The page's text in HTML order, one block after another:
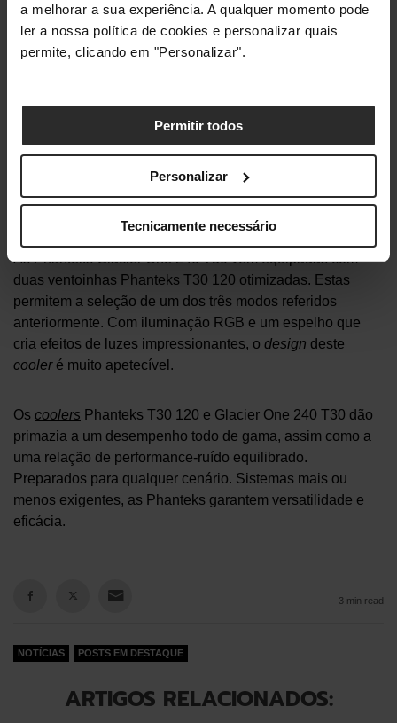
a melhorar a sua experiência. A qualquer momento pode
ler a nossa política de cookies e personalizar quais
permite, clicando em "Personalizar".
Permitir todos
Personalizar
Tecnicamente necessário
As Phanteks Glacier One 240 T30 vêm equipadas com
duas ventoinhas Phanteks T30 120 otimizadas. Estas
permitem a seleção de um dos três modos referidos
anteriormente. Com iluminação RGB e um espelho que
cria efeitos de luzes impressionantes, o design deste
cooleré muito apetecível.
Os coolers Phanteks T30 120 e Glacier One 240 T30 dão
primazia a um desempenho todo de gama, assim como a
uma relação de performance-ruído equilibrado.
Preparados para qualquer cenário. Sistemas mais ou
menos exigentes, as Phanteks garantem versatilidade e
eficácia.
3 min read
NOTÍCIAS POSTS EM DESTAQUE
ARTIGOS RELACIONADOS: